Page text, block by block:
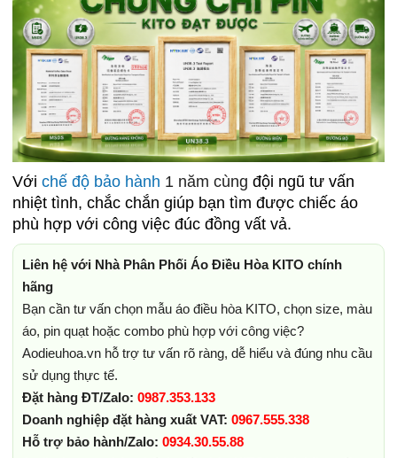
Với chế độ bảo hành 1 năm cùng đội ngũ tư vấn
nhiệt tình, chắc chắn giúp bạn tìm được chiếc áo
phù hợp với công việc đúc đồng vất vả.
Liên hệ với Nhà Phân Phối Áo Điều Hòa KITO chính
hãng
Bạn cần tư vấn chọn mẫu áo điều hòa KITO, chọn size, màu
áo, pin quạt hoặc combo phù hợp với công việc?
Aodieuhoa.vn hỗ trợ tư vấn rõ ràng, dễ hiểu và đúng nhu cầu
sử dụng thực tế.
Đặt hàng ĐT/Zalo: 0987.353.133
Doanh nghiệp đặt hàng xuất VAT: 0967.555.338
Hỗ trợ bảo hành/Zalo: 0934.30.55.88